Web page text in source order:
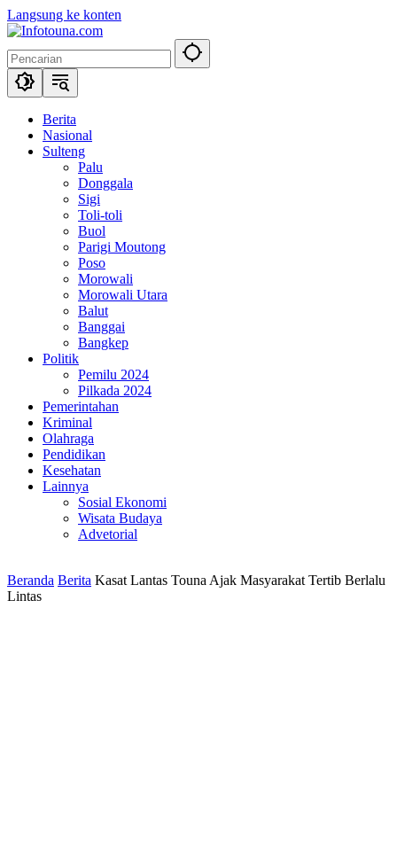
Langsung ke konten
Berita
Nasional
Sulteng
Palu
Donggala
Sigi
Toli-toli
Buol
Parigi Moutong
Poso
Morowali
Morowali Utara
Balut
Banggai
Bangkep
Politik
Pemilu 2024
Pilkada 2024
Pemerintahan
Kriminal
Olahraga
Pendidikan
Kesehatan
Lainnya
Sosial Ekonomi
Wisata Budaya
Advetorial
Beranda Berita Kasat Lantas Touna Ajak Masyarakat Tertib Berlalu
Lintas